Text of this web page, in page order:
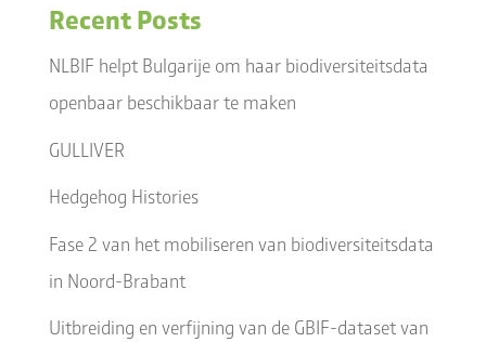
Recent Posts
NLBIF helpt Bulgarije om haar biodiversiteitsdata
openbaar beschikbaar te maken
GULLIVER
Hedgehog Histories
Fase 2 van het mobiliseren van biodiversiteitsdata
in Noord-Brabant
Uitbreiding en verfijning van de GBIF-dataset van